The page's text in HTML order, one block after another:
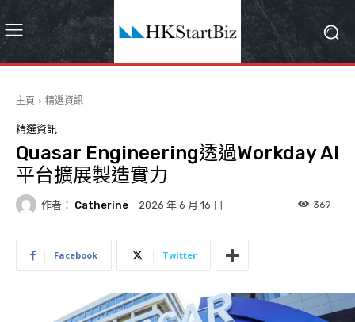
主頁 精選資訊
精選資訊
Quasar Engineering透過Workday AI
平台擴展製造實力
作者： Catherine 2026 年 6 月 16 日 369
Facebook Twitter